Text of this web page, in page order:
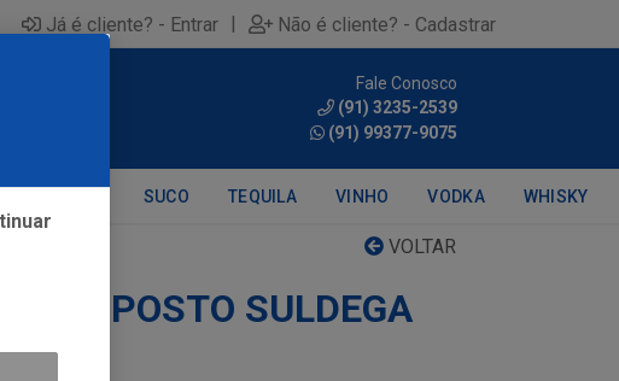
Já é cliente? - Entrar | Não é cliente? - Cadastrar
Fale Conosco
(91) 3235-2539
(91) 99377-9075
SUCO TEQUILA VINHO VODKA WHISKY
VOLTAR
COMPOSTO SULDEGA